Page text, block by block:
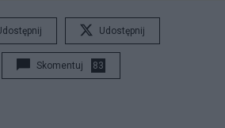
Udostępnij
Skomentuj 83